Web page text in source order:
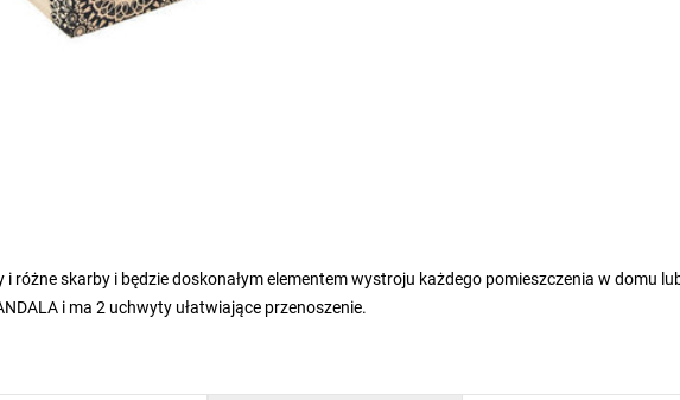
różne skarby i będzie doskonałym elementem wystroju każdego pomieszczenia w domu
i ma 2 uchwyty ułatwiające przenoszenie.